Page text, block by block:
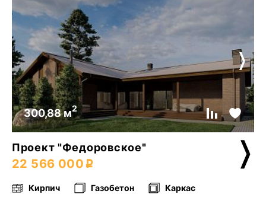
300,88 м2
Проект "Федоровское"
22 566 000
Кирпич Газобетон Каркас